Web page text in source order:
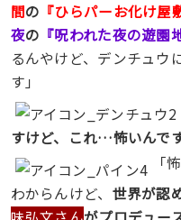
間の 『ひらパーお化け屋
夜の 『呪われた夜の遊園
るんやけど、デンチュウ
す」
すけど、これ…怖いんで
「
わからんけど、 世界が認